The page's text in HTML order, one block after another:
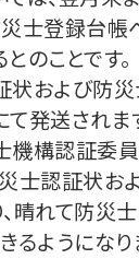
士登録台帳
のことです。
状および防災
発送されま
機構認証委
災士認証状お
晴れて防災
るようになり